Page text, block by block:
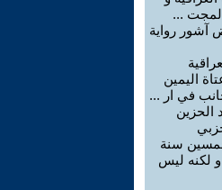
...
آشور رواية
اليمين
في ار ...
الحزين
سنة
لكنه ليس